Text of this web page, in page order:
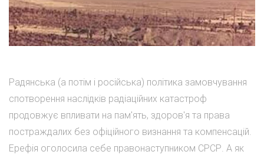
Радянська (а потім і російська) політика замовчування
спотворення наслідків радіаційних катастроф
продовжує впливати на пам'ять, здоров'я та права
постраждалих без офіційного визнання та компенсацій.
Ерефія оголосила себе правонаступником СРСР. А як